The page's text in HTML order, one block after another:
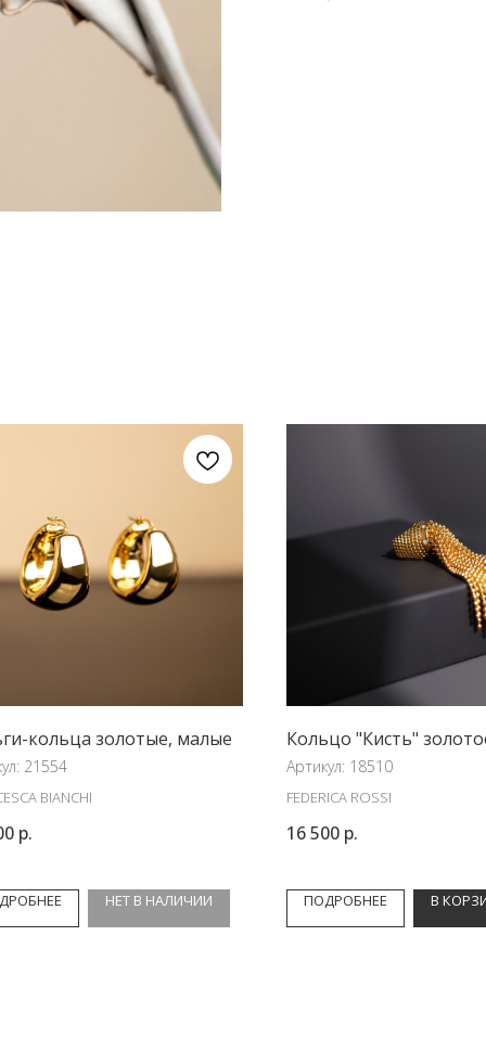
кольца золотые, малые
21554
BIANCHI
р.
НЕТ В НАЛИЧИИ
Кольцо "Кисть"
Артикул: 18510
FEDERICA ROSSI
16 500 р.
ПОДРОБНЕЕ В